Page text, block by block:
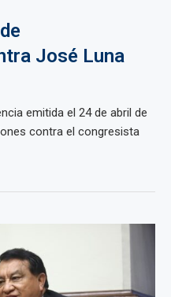
José Luna
emitida el 24 de abril de
contra el congresista